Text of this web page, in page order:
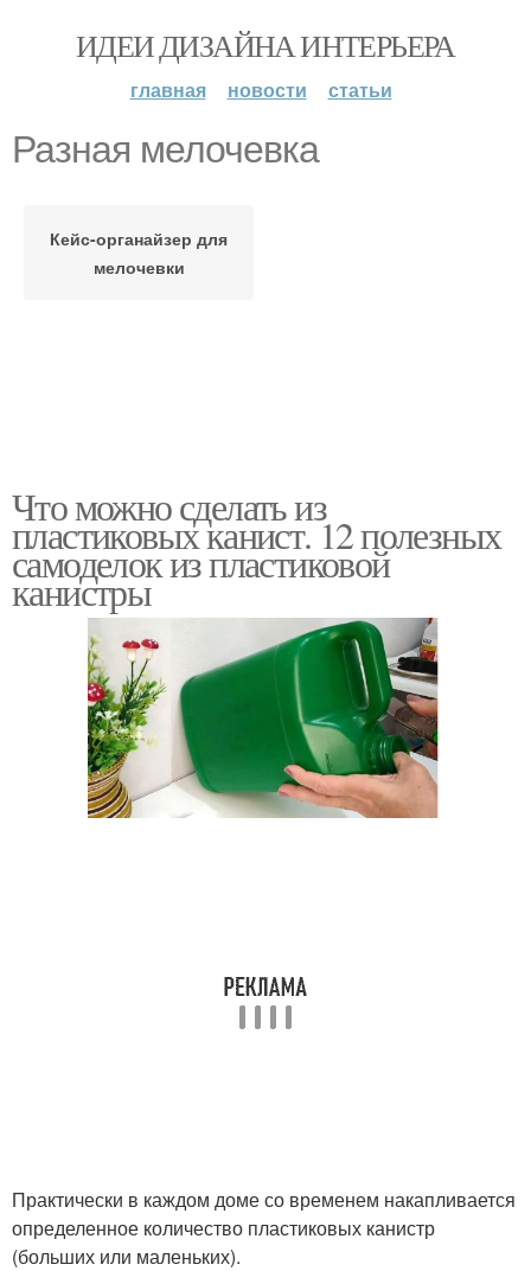
ИДЕИ ДИЗАЙНА ИНТЕРЬЕРА
главная новости статьи
Разная мелочевка
Кейс-органайзер для
мелочевки
Что можно сделать из
пластиковых канист. 12 полезных
самоделок из пластиковой
канистры
Практически в каждом доме со временем накапливается
определенное количество пластиковых канистр
(больших или маленьких).